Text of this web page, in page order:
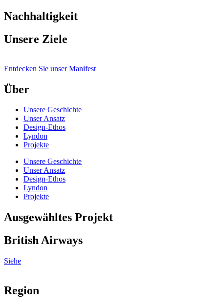
Nachhaltigkeit
Unsere Ziele
Entdecken Sie unser Manifest
Über
Unsere Geschichte
Unser Ansatz
Design-Ethos
Lyndon
Projekte
Unsere Geschichte
Unser Ansatz
Design-Ethos
Lyndon
Projekte
Ausgewähltes Projekt
British Airways
Siehe
Region